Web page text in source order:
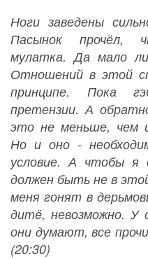
Ноги заведены
Пасынок прочёл,
мулатка. Да мало
Отношений в этой
принципе. Пока
претензии. А
это не меньше, чем
Но и оно -
условие. А чтобы я
должен быть не в
меня гонят в
дитë, невозможно. У
они думают, все
(20:30)